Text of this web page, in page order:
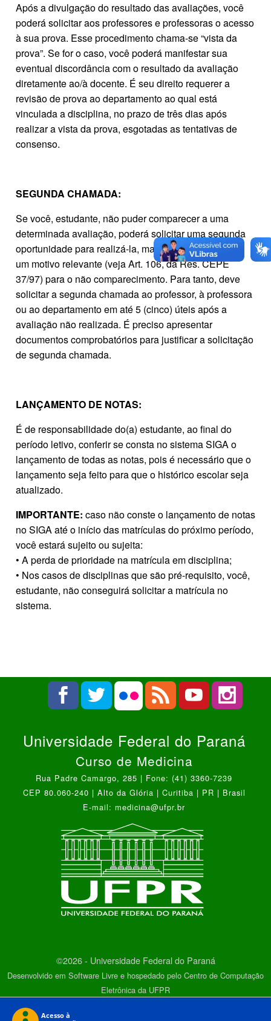
Após a divulgação do resultado das avaliações, você
poderá solicitar aos professores e professoras o acesso
à sua prova. Esse procedimento chama-se “vista da
prova”. Se for o caso, você poderá manifestar sua
eventual discordância com o resultado da avaliação
diretamente ao/à docente. É seu direito requerer a
revisão de prova ao departamento ao qual está
vinculada a disciplina, no prazo de três dias após
realizar a vista da prova, esgotadas as tentativas de
consenso.
SEGUNDA CHAMADA:
Se você, estudante, não puder comparecer a uma
determinada avaliação, poderá solicitar uma segunda
oportunidade para realizá-la, mas precisa apresentar
um motivo relevante (veja Art. 106, da Res. CEPE
37/97) para o não comparecimento. Para tanto, deve
solicitar a segunda chamada ao professor, à professora
ou ao departamento em até 5 (cinco) úteis após a
avaliação não realizada. É preciso apresentar
documentos comprobatórios para justificar a solicitação
de segunda chamada.
LANÇAMENTO DE NOTAS:
É de responsabilidade do(a) estudante, ao final do
período letivo, conferir se consta no sistema SIGA o
lançamento de todas as notas, pois é necessário que o
lançamento seja feito para que o histórico escolar seja
atualizado.
IMPORTANTE: caso não conste o lançamento de notas
no SIGA até o início das matrículas do próximo período,
você estará sujeito ou sujeita:
• A perda de prioridade na matrícula em disciplina;
• Nos casos de disciplinas que são pré-requisito, você,
estudante, não conseguirá solicitar a matrícula no
sistema.
Universidade Federal do Paraná
Curso de Medicina
Rua Padre Camargo, 285 | Fone: (41) 3360-7239
CEP 80.060-240 | Alto da Glória | Curitiba | PR | Brasil
E-mail: medicina@ufpr.br
©2026 - Universidade Federal do Paraná
Desenvolvido em Software Livre e hospedado pelo Centro de Computação
Eletrônica da UFPR